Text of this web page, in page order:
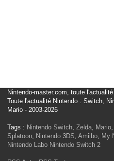
Nintendo-master.com, toute
Toute l'actualité Nintendo : Switch,
Mario - 2003-2026
Tags : Nintendo Switch, Zelda, Mario,
Splatoon, Nintendo 3DS, Amiibo, My
Nintendo Labo Nintendo Switch 2